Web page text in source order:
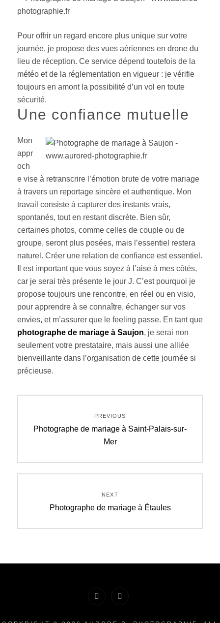
Pour offrir un regard encore plus unique sur votre
journée, je propose des vues aériennes en drone du
lieu de réception. Ce service dépend toutefois de la
météo et de la réglementation en vigueur : je vérifie
toujours en amont la possibilité d’un vol en toute
sécurité.
Une confiance mutuelle
Mon
appr
och
e vise à retranscrire l’émotion brute de votre mariage
à travers un reportage sincère et authentique. Mon
travail consiste à capturer des instants vrais,
spontanés, tout en restant discrète. Bien sûr,
certaines photos, comme celles de couple ou de
groupe, seront plus posées, mais l’essentiel restera
naturel. Créer une relation de confiance est essentiel.
Il est important que vous soyez à l’aise à mes côtés,
car je serai très présente le jour J. C’est pourquoi je
propose toujours une rencontre, en réel ou en visio,
pour apprendre à se connaître, échanger sur vos
envies, et m’assurer que le feeling passe. En tant que
photographe de mariage à Saujon, je serai non
seulement votre prestataire, mais aussi une alliée
bienveillante dans l’organisation de cette journée si
précieuse.
PREVIOUS
Previous
Photographe de mariage à Saint-Palais-sur-
Mer
NEXT
Next
Photographe de mariage à Étaules